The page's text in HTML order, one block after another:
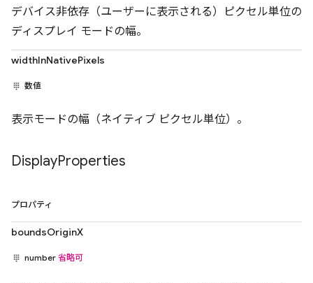
デバイス非依存（ユーザーに表示される）ピクセル単位の
ディスプレイ モードの幅。
widthInNativePixels
数値
表示モードの幅（ネイティブ ピクセル単位）。
DisplayProperties
プロパティ
boundsOriginX
number 省略可